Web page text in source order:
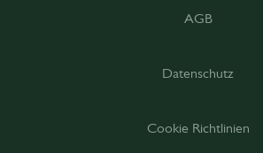
AGB
Datenschutz
Cookie Richtlinien